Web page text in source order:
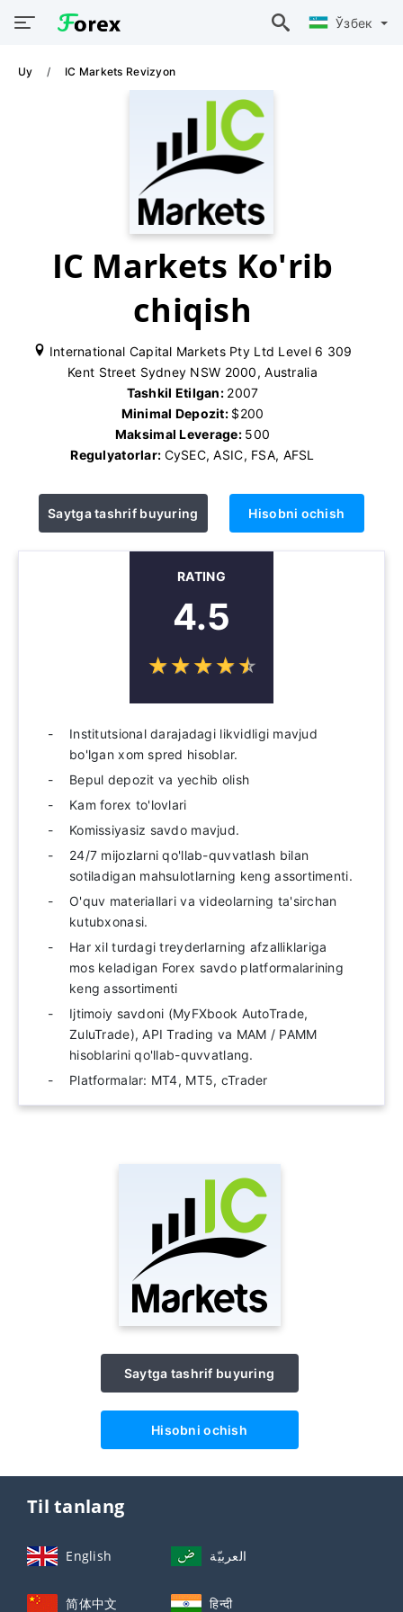
Ўзбек
Uy IC Markets Revizyon
IC Markets Ko'rib
chiqish
International Capital Markets Pty Ltd Level 6 309
Kent Street Sydney NSW 2000, Australia
Tashkil Etilgan: 2007
Minimal Depozit: $200
Maksimal Leverage: 500
Regulyatorlar: CySEC, ASIC, FSA, AFSL
Saytga tashrif buyuring Hisobni ochish
RATING
4.5
☆☆☆☆☆
★★★★★
Institutsional darajadagi likvidligi mavjud
bo'lgan xom spred hisoblar.
Bepul depozit va yechib olish
Kam forex to'lovlari
Komissiyasiz savdo mavjud.
24/7 mijozlarni qo'llab-quvvatlash bilan
sotiladigan mahsulotlarning keng assortimenti.
O'quv materiallari va videolarning ta'sirchan
kutubxonasi.
Har xil turdagi treyderlarning afzalliklariga
mos keladigan Forex savdo platformalarining
keng assortimenti
Ijtimoiy savdoni (MyFXbook AutoTrade,
ZuluTrade), API Trading va MAM / PAMM
hisoblarini qo'llab-quvvatlang.
Platformalar: MT4, MT5, cTrader
Saytga tashrif buyuring
Hisobni ochish
Til tanlang
English العربيّة
简体中文 हिन्दी